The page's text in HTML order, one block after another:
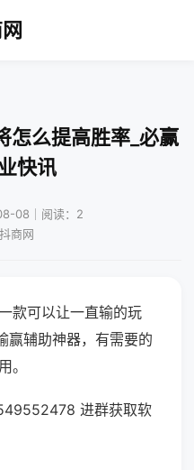
怎么提高胜率_必赢
快讯
08｜阅读：2
商网
款可以让一直输的玩
赢辅助神器，有需要的
。
进群获取软